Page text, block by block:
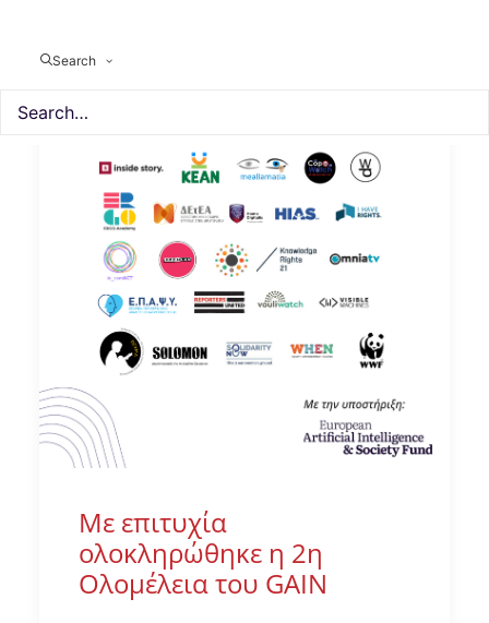
Search
Με επιτυχία
ολοκληρώθηκε η 2η
Ολομέλεια του GAIN